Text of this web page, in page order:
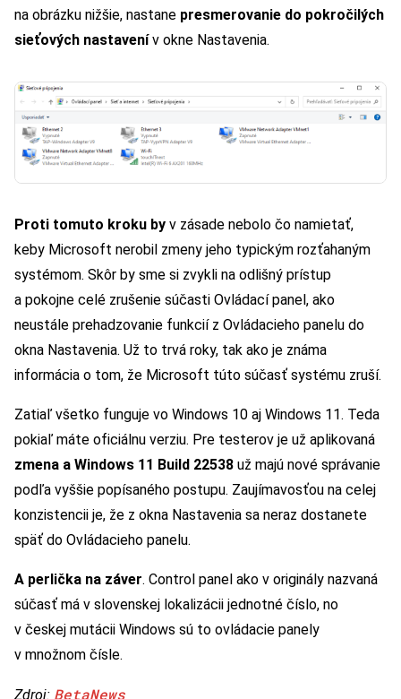
na obrázku nižšie, nastane presmerovanie do pokročilých
sieťových nastavenív okne Nastavenia.
Proti tomuto kroku by v zásade nebolo čo namietať,
keby Microsoft nerobil zmeny jeho typickým rozťahaným
systémom. Skôr by sme si zvykli na odlišný prístup
a pokojne celé zrušenie súčasti Ovládací panel, ako
neustále prehadzovanie funkcií z Ovládacieho panelu do
okna Nastavenia. Už to trvá roky, tak ako je známa
informácia o tom, že Microsoft túto súčasť systému zruší.
Zatiaľ všetko funguje vo Windows 10 aj Windows 11. Teda
pokiaľ máte oficiálnu verziu. Pre testerov je už aplikovaná
zmena a Windows 11 Build 22538 už majú nové správanie
podľa vyššie popísaného postupu. Zaujímavosťou na celej
konzistencii je, že z okna Nastavenia sa neraz dostanete
späť do Ovládacieho panelu.
A perlička na záver. Control panel ako v originály nazvaná
súčasť má v slovenskej lokalizácii jednotné číslo, no
v českej mutácii Windows sú to ovládacie panely
v množnom čísle.
Zdroj: BetaNews